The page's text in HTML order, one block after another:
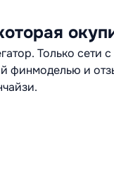
Только сети
финмоделью и